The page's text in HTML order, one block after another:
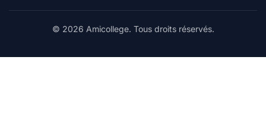
© 2026 Amicollege. Tous droits réservés.